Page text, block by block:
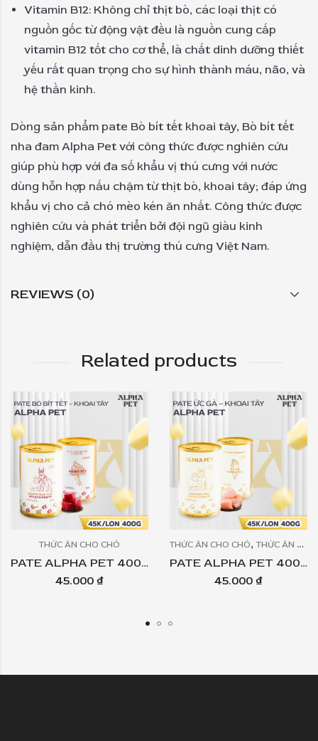
Vitamin B12: Không chỉ thịt bò, các loại thịt có
nguồn gốc từ động vật đều là nguồn cung cấp
vitamin B12 tốt cho cơ thể, là chất dinh dưỡng thiết
yếu rất quan trọng cho sự hình thành máu, não, và
hệ thần kinh.
Dòng sản phẩm pate Bò bít tết khoai tây, Bò bít tết
nha đam Alpha Pet với công thức được nghiên cứu
giúp phù hợp với đa số khẩu vị thú cưng với nước
dùng hỗn hợp nấu chậm từ thịt bò, khoai tây; đáp ứng
khẩu vị cho cả chó mèo kén ăn nhất. Công thức được
nghiên cứu và phát triển bởi đội ngũ giàu kinh
nghiệm, dẫn đầu thị trường thú cưng Việt Nam.
REVIEWS (0)
Related products
THỨC ĂN CHO CHÓ
PATE ALPHA PET 400GR VỊ BÒ BÍT TẾT – KHOAI TÂY | ALPHA PET BEEFSTEAK AND POTATO PASTE 400GR
45.000 ₫
THỨC ĂN CHO CHÓ, THỨC ĂN CHÓ MÈO
PATE ALPHA PET 400GR VỊ ỨC GÀ – KHOAI TÂY | ALPHA PET CHICKEN AND POTATO PASTE 400GR
45.000 ₫